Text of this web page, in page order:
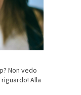
Non vedo
Alla